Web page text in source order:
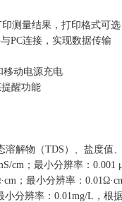
测量结果，打印格式可选
PC连接，实现数据传输
移动电源充电
醒功能
溶解物（TDS）、盐度值
cm；最小分辨率：
；最小分辨率：
小分辨率：0.01mg/L，根